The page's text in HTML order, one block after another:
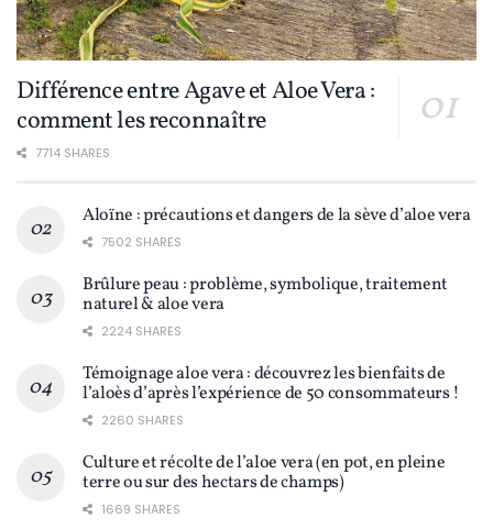
Différence entre Agave et Aloe Vera :
comment les reconnaître
7714 SHARES
Aloïne : précautions et dangers de la sève d’aloe vera
7502 SHARES
Brûlure peau : problème, symbolique, traitement
naturel & aloe vera
2224 SHARES
Témoignage aloe vera : découvrez les bienfaits de
l’aloès d’après l’expérience de 50 consommateurs !
2260 SHARES
Culture et récolte de l’aloe vera (en pot, en pleine
terre ou sur des hectars de champs)
1669 SHARES